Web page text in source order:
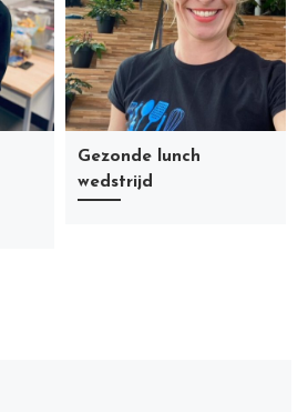
Gezonde lunch
wedstrijd